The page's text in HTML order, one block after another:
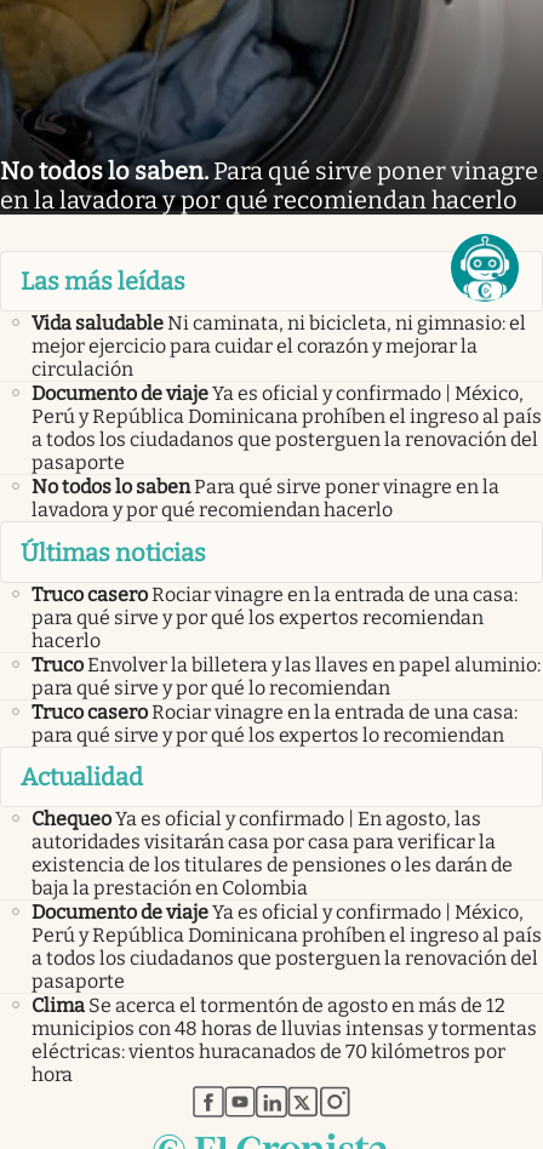
No todos lo saben. Para qué sirve poner vinagre
en la lavadora y por qué recomiendan hacerlo
Las más leídas
Vida saludableNi caminata, ni bicicleta, ni gimnasio: el
mejor ejercicio para cuidar el corazón y mejorar la
circulación
Documento de viajeYa es oficial y confirmado | México,
Perú y República Dominicana prohíben el ingreso al país
a todos los ciudadanos que posterguen la renovación del
pasaporte
No todos lo sabenPara qué sirve poner vinagre en la
lavadora y por qué recomiendan hacerlo
Últimas noticias
Truco caseroRociar vinagre en la entrada de una casa:
para qué sirve y por qué los expertos recomiendan
hacerlo
TrucoEnvolver la billetera y las llaves en papel aluminio:
para qué sirve y por qué lo recomiendan
Truco caseroRociar vinagre en la entrada de una casa:
para qué sirve y por qué los expertos lo recomiendan
Actualidad
ChequeoYa es oficial y confirmado | En agosto, las
autoridades visitarán casa por casa para verificar la
existencia de los titulares de pensiones o les darán de
baja la prestación en Colombia
Documento de viajeYa es oficial y confirmado | México,
Perú y República Dominicana prohíben el ingreso al país
a todos los ciudadanos que posterguen la renovación del
pasaporte
Clima Se acerca el tormentón de agosto en más de 12
municipios con 48 horas de lluvias intensas y tormentas
eléctricas: vientos huracanados de 70 kilómetros por
hora
abre en nueva pestaña
abre en nueva pestaña
abre en nueva pestaña
abre en nueva pestaña
abre en nueva pestaña